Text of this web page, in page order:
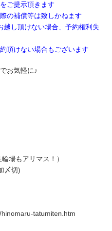
ご提示頂きます
の補償等は致しかねます
し頂けない場合、予約権利失
頂けない場合もございます
お気軽に♪
場もアリマス！）
〆切)
tatumiten.htm